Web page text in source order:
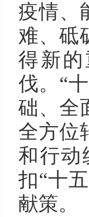
疫情、
难、砥
得新
伐。“
础、全
全方位
和行动
扣“十
献策。